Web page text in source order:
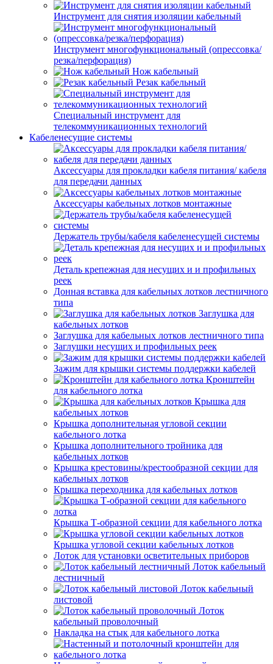
Инструмент для снятия изоляции кабельный
Инструмент многофункциональный (опрессовка/
резка/перфорация)
Нож кабельный
Резак кабельный
Специальный инструмент для
телекоммуникационных технологий
Кабеленесущие системы
Аксессуары для прокладки кабеля питания/ кабеля
для передачи данных
Аксессуары кабельных лотков монтажные
Держатель трубы/кабеля кабеленесущей системы
Деталь крепежная для несущих и и профильных
реек
Донная вставка для кабельных лотков лестничного
типа
Заглушка для
кабельных лотков
Заглушка для кабельных лотков лестничного типа
Заглушки несущих и профильных реек
Зажим для крышки системы поддержки кабелей
Кронштейн
для кабельного лотка
Крышка для
кабельных лотков
Крышка дополнительная угловой секции
кабельного лотка
Крышка дополнительного тройника для
кабельных лотков
Крышка крестовины/крестообразной секции для
кабельных лотков
Крышка переходника для кабельных лотков
Крышка Т-образной секции для кабельного лотка
Крышка угловой секции кабельных лотков
Лоток для установки осветительных приборов
Лоток кабельный
лестничный
Лоток кабельный
листовой
Лоток
кабельный проволочный
Накладка на стык для кабельного лотка